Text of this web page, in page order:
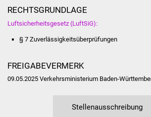
RECHTSGRUNDLAGE
Luftsicherheitsgesetz (LuftSiG):
§ 7 Zuverlässigkeitsüberprüfungen
FREIGABEVERMERK
09.05.2025 Verkehrsministerium Baden-
Stellenausschreibung